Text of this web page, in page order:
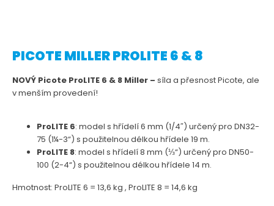
PICOTE MILLER PROLITE 6 & 8
NOVÝ Picote ProLITE 6 & 8 Miller – síla a přesnost Picote, ale
v menším provedení!
ProLITE 6: model s hřídelí 6 mm (1/4″) určený pro DN32-
75 (1¼-3“) s použitelnou délkou hřídele 19 m.
ProLITE 8: model s hřídelí 8 mm (⅓“) určený pro DN50-
100 (2-4“) s použitelnou délkou hřídele 14 m.
Hmotnost: ProLITE 6 = 13,6 kg , ProLITE 8 = 14,6 kg